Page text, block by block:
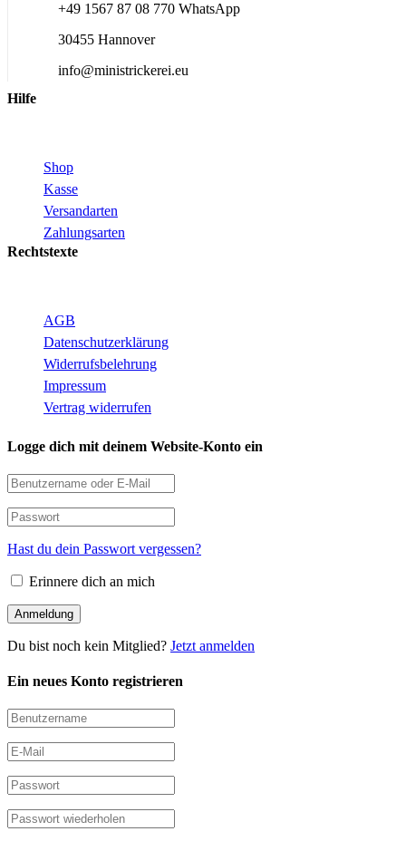
+49 1567 87 08 770 WhatsApp
30455 Hannover
info@ministrickerei.eu
Hilfe
Shop
Kasse
Versandarten
Zahlungsarten
Rechtstexte
AGB
Datenschutzerklärung
Widerrufsbelehrung
Impressum
Vertrag widerrufen
Logge dich mit deinem Website-Konto ein
Hast du dein Passwort vergessen?
Erinnere dich an mich
Du bist noch kein Mitglied? Jetzt anmelden
Ein neues Konto registrieren